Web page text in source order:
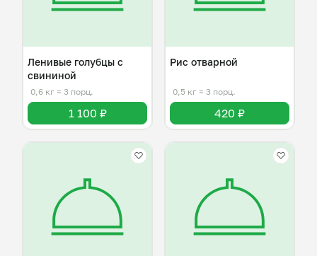
Ленивые голубцы с
свининой
0,6 кг ≈ 3 порц.
1 100 ₽
Рис отварной
0,5 кг ≈ 3 порц.
420 ₽